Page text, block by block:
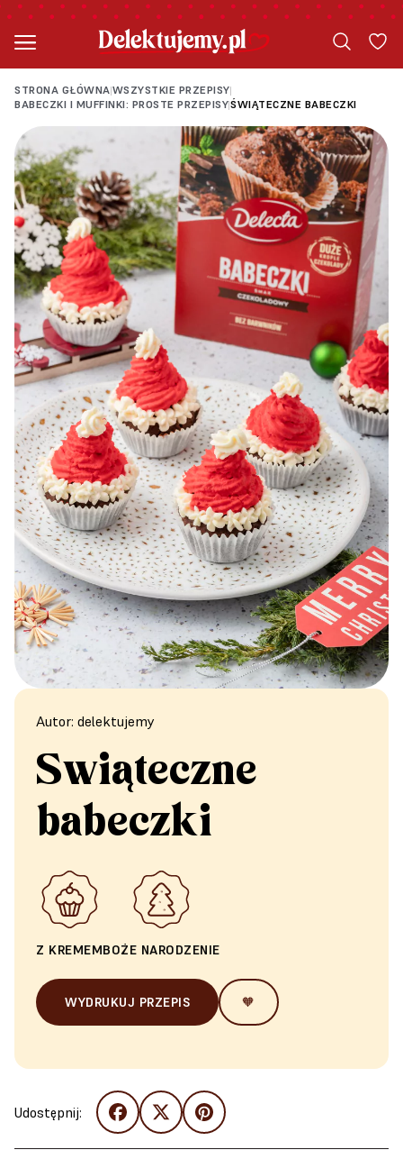
STRONA GŁÓWNA|WSZYSTKIE PRZEPISY|
BABECZKI I MUFFINKI: PROSTE PRZEPISY|ŚWIĄTECZNE BABECZKI
Autor: delektujemy
Świąteczne
babeczki
Z KREMEMBOŻE NARODZENIE
WYDRUKUJ PRZEPIS 🧡
Udostępnij: